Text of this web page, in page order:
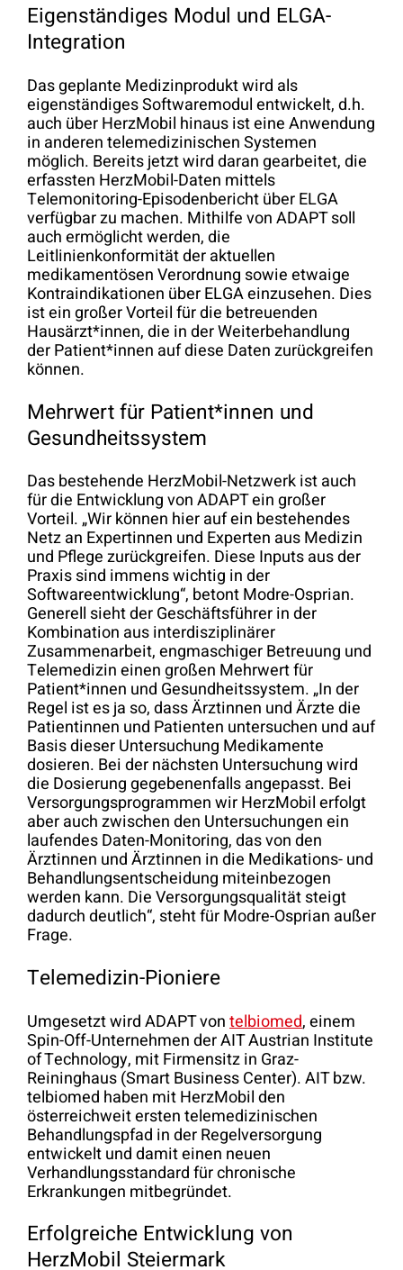
Eigenständiges Modul und ELGA-
Integration
Das geplante Medizinprodukt wird als
eigenständiges Softwaremodul entwickelt, d.h.
auch über HerzMobil hinaus ist eine Anwendung
in anderen telemedizinischen Systemen
möglich. Bereits jetzt wird daran gearbeitet, die
erfassten HerzMobil-Daten mittels
Telemonitoring-Episodenbericht über ELGA
verfügbar zu machen. Mithilfe von ADAPT soll
auch ermöglicht werden, die
Leitlinienkonformität der aktuellen
medikamentösen Verordnung sowie etwaige
Kontraindikationen über ELGA einzusehen. Dies
ist ein großer Vorteil für die betreuenden
Hausärzt*innen, die in der Weiterbehandlung
der Patient*innen auf diese Daten zurückgreifen
können.
Mehrwert für Patient*innen und
Gesundheitssystem
Das bestehende HerzMobil-Netzwerk ist auch
für die Entwicklung von ADAPT ein großer
Vorteil. „Wir können hier auf ein bestehendes
Netz an Expertinnen und Experten aus Medizin
und Pflege zurückgreifen. Diese Inputs aus der
Praxis sind immens wichtig in der
Softwareentwicklung“, betont Modre-Osprian.
Generell sieht der Geschäftsführer in der
Kombination aus interdisziplinärer
Zusammenarbeit, engmaschiger Betreuung und
Telemedizin einen großen Mehrwert für
Patient*innen und Gesundheitssystem. „In der
Regel ist es ja so, dass Ärztinnen und Ärzte die
Patientinnen und Patienten untersuchen und auf
Basis dieser Untersuchung Medikamente
dosieren. Bei der nächsten Untersuchung wird
die Dosierung gegebenenfalls angepasst. Bei
Versorgungsprogrammen wir HerzMobil erfolgt
aber auch zwischen den Untersuchungen ein
laufendes Daten-Monitoring, das von den
Ärztinnen und Ärztinnen in die Medikations- und
Behandlungsentscheidung miteinbezogen
werden kann. Die Versorgungsqualität steigt
dadurch deutlich“, steht für Modre-Osprian außer
Frage.
Telemedizin-Pioniere
Umgesetzt wird ADAPT vontelbiomed, einem
Spin-Off-Unternehmen der AIT Austrian Institute
of Technology, mit Firmensitz in Graz-
Reininghaus (Smart Business Center). AIT bzw.
telbiomed haben mit HerzMobil den
österreichweit ersten telemedizinischen
Behandlungspfad in der Regelversorgung
entwickelt und damit einen neuen
Verhandlungsstandard für chronische
Erkrankungen mitbegründet.
Erfolgreiche Entwicklung von
HerzMobil Steiermark